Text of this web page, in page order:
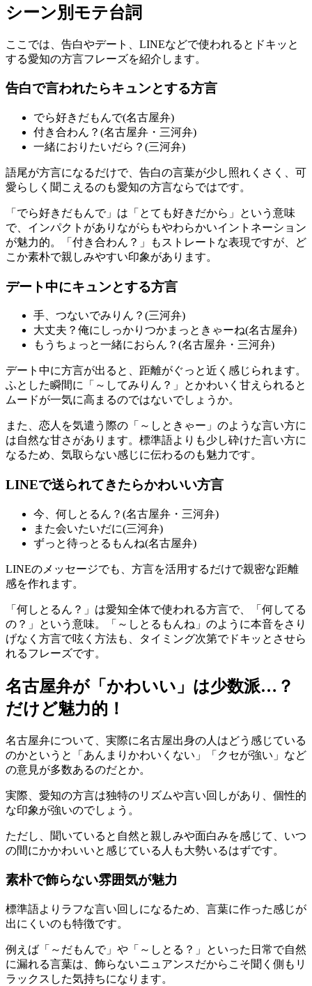
シーン別モテ台詞
ここでは、告白やデート、LINEなどで使われるとドキッと
する愛知の方言フレーズを紹介します。
告白で言われたらキュンとする方言
でら好きだもんで(名古屋弁)
付き合わん？(名古屋弁・三河弁)
一緒におりたいだら？(三河弁)
語尾が方言になるだけで、告白の言葉が少し照れくさく、可
愛らしく聞こえるのも愛知の方言ならではです。
「でら好きだもんで」は「とても好きだから」という意味
で、インパクトがありながらもやわらかいイントネーション
が魅力的。「付き合わん？」もストレートな表現ですが、ど
こか素朴で親しみやすい印象があります。
デート中にキュンとする方言
手、つないでみりん？(三河弁)
大丈夫？俺にしっかりつかまっときゃーね(名古屋弁)
もうちょっと一緒におらん？(名古屋弁・三河弁)
デート中に方言が出ると、距離がぐっと近く感じられます。
ふとした瞬間に「～してみりん？」とかわいく甘えられると
ムードが一気に高まるのではないでしょうか。
また、恋人を気遣う際の「～しときゃー」のような言い方に
は自然な甘さがあります。標準語よりも少し砕けた言い方に
なるため、気取らない感じに伝わるのも魅力です。
LINEで送られてきたらかわいい方言
今、何しとるん？(名古屋弁・三河弁)
また会いたいだに(三河弁)
ずっと待っとるもんね(名古屋弁)
LINEのメッセージでも、方言を活用するだけで親密な距離
感を作れます。
「何しとるん？」は愛知全体で使われる方言で、「何してる
の？」という意味。「～しとるもんね」のように本音をさり
げなく方言で呟く方法も、タイミング次第でドキッとさせら
れるフレーズです。
名古屋弁が「かわいい」は少数派…？
だけど魅力的！
名古屋弁について、実際に名古屋出身の人はどう感じている
のかというと「あんまりかわいくない」「クセが強い」など
の意見が多数あるのだとか。
実際、愛知の方言は独特のリズムや言い回しがあり、個性的
な印象が強いのでしょう。
ただし、聞いていると自然と親しみや面白みを感じて、いつ
の間にかかわいいと感じている人も大勢いるはずです。
素朴で飾らない雰囲気が魅力
標準語よりラフな言い回しになるため、言葉に作った感じが
出にくいのも特徴です。
例えば「～だもんで」や「～しとる？」といった日常で自然
に漏れる言葉は、飾らないニュアンスだからこそ聞く側もリ
ラックスした気持ちになります。